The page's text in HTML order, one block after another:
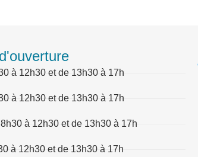
à 12h30 et de 13h30 à 17h
à 12h30 et de 13h30 à 17h
à 12h30 et de 13h30 à 17h
à 12h30 et de 13h30 à 17h